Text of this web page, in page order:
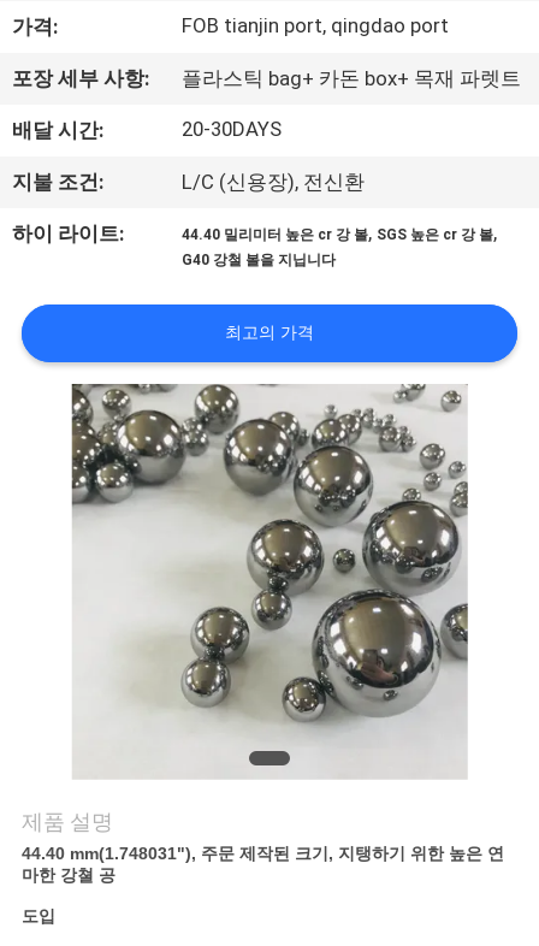
여
공
장
여
품
뉴
스
가격: FOB tianjin port, qingdao port
포장 세부 사항: 플라스틱 bag+ 카돈 box+ 목재 파렛트
배달 시간: 20-30DAYS
지불 조건: L/C (신용장), 전신환
하이 라이트: 44.40 밀리미터 높은 cr 강 볼, SGS 높은 cr 강 볼,
G40 강철 볼을 지닙니다
최고의 가격
제품 설명
44.40 mm(1.748031"), 주문 제작된 크기, 지탱하기 위한 높은 연
마한 강쳘 공
도입